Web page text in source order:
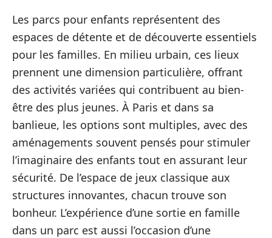
Les parcs pour enfants représentent des
espaces de détente et de découverte essentiels
pour les familles. En milieu urbain, ces lieux
prennent une dimension particulière, offrant
des activités variées qui contribuent au bien-
être des plus jeunes. À Paris et dans sa
banlieue, les options sont multiples, avec des
aménagements souvent pensés pour stimuler
l’imaginaire des enfants tout en assurant leur
sécurité. De l’espace de jeux classique aux
structures innovantes, chacun trouve son
bonheur. L’expérience d’une sortie en famille
dans un parc est aussi l’occasion d’une